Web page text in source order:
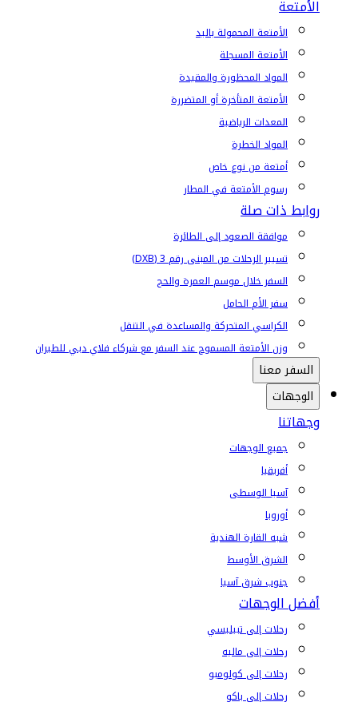
الأمتعة
الأمتعة المحمولة باليد
الأمتعة المسجلة
المواد المحظورة والمقيدة
الأمتعة المتأخرة أو المتضررة
المعدات الرياضية
المواد الخطرة
أمتعة من نوع خاص
رسوم الأمتعة في المطار
روابط ذات صلة
موافقة الصعود إلى الطائرة
تسيير الرحلات من المبنى رقم 3 (DXB)
السفر خلال موسم العمرة والحج
سفر الأم الحامل
الكراسي المتحركة والمساعدة في التنقل
وزن الأمتعة المسموح عند السفر مع شركاء فلاي دبي للطيران
السفر معنا
الوجهات
وجهاتنا
جميع الوجهات
أفريقيا
آسيا الوسطى
أوروبا
شبه القارة الهندية
الشرق الأوسط
جنوب شرق آسيا
أفضل الوجهات
رحلات إلى تبيليسي
رحلات إلى ماليه
رحلات إلى كولومبو
رحلات إلى باكو